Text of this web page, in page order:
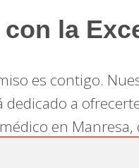
la
es contigo.
dedicado a
en